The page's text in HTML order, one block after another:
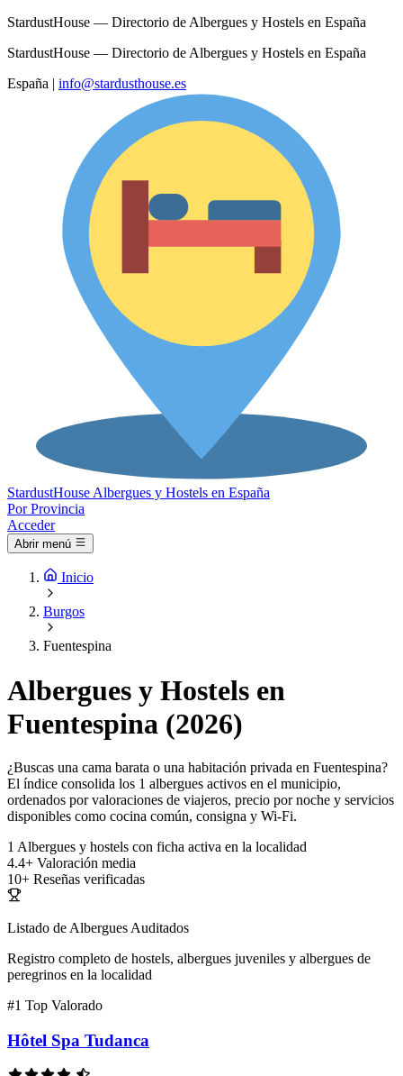
StardustHouse — Directorio de Albergues y Hostels en España
StardustHouse — Directorio de Albergues y Hostels en España
España | info@stardusthouse.es
StardustHouse Albergues y Hostels en España
Por Provincia
Acceder
Abrir menú
Inicio
Burgos
Fuentespina
Albergues y Hostels en
Fuentespina (2026)
¿Buscas una cama barata o una habitación privada en Fuentespina?
El índice consolida los 1 albergues activos en el municipio,
ordenados por valoraciones de viajeros, precio por noche y servicios
disponibles como cocina común, consigna y Wi-Fi.
1 Albergues y hostels con ficha activa en la localidad
4.4+ Valoración media
10+ Reseñas verificadas
Listado de Albergues Auditados
Registro completo de hostels, albergues juveniles y albergues de
peregrinos en la localidad
#1 Top Valorado
Hôtel Spa Tudanca